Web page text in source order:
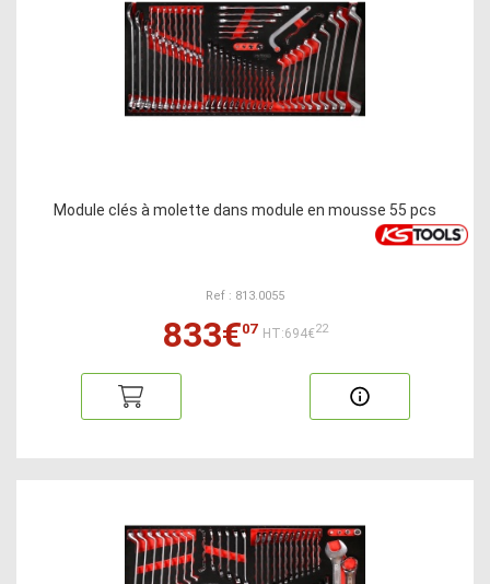
Module clés à molette dans module en mousse 55 pcs
Ref : 813.0055
833€07 HT:694€22